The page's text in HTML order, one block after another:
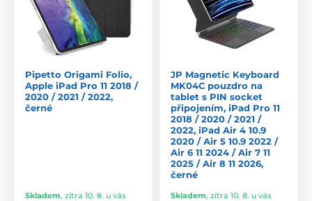
Pipetto Origami Folio,
Apple iPad Pro 11 2018 /
2020 / 2021 / 2022,
černé
Skladem, zítra 10. 8. u vás
JP Magnetic Keyboard
MK04C pouzdro na
tablet s PIN socket
připojením, iPad Pro 11
2018 / 2020 / 2021 /
2022, iPad Air 4 10.9
2020 / Air 5 10.9 2022 /
Air 6 11 2024 / Air 7 11
2025 / Air 8 11 2026,
černé
Skladem, zítra 10. 8. u vás